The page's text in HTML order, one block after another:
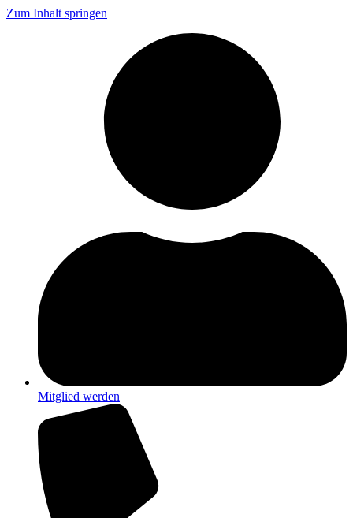
Zum Inhalt springen
Mitglied werden